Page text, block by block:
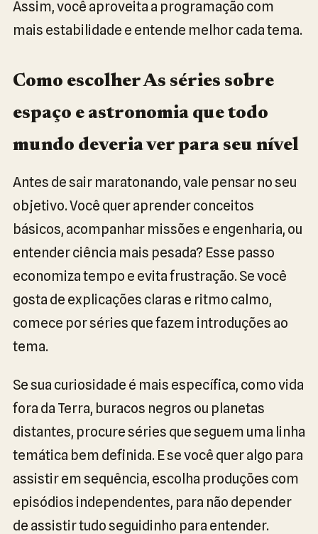
Assim, você aproveita a programação com
mais estabilidade e entende melhor cada tema.
Como escolher As séries sobre
espaço e astronomia que todo
mundo deveria ver para seu nível
Antes de sair maratonando, vale pensar no seu
objetivo. Você quer aprender conceitos
básicos, acompanhar missões e engenharia, ou
entender ciência mais pesada? Esse passo
economiza tempo e evita frustração. Se você
gosta de explicações claras e ritmo calmo,
comece por séries que fazem introduções ao
tema.
Se sua curiosidade é mais específica, como vida
fora da Terra, buracos negros ou planetas
distantes, procure séries que seguem uma linha
temática bem definida. E se você quer algo para
assistir em sequência, escolha produções com
episódios independentes, para não depender
de assistir tudo seguidinho para entender.